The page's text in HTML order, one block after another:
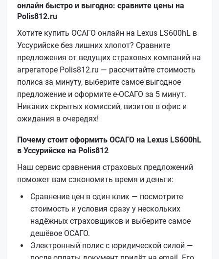
онлайн быстро и выгодно: сравните цены на
Polis812.ru
Хотите купить ОСАГО онлайн на Lexus LS600hL в
Уссурийске без лишних хлопот? Сравните
предложения от ведущих страховых компаний на
агрегаторе Polis812.ru — рассчитайте стоимость
полиса за минуту, выберите самое выгодное
предложение и оформите е‑ОСАГО за 5 минут.
Никаких скрытых комиссий, визитов в офис и
ожидания в очередях!
Почему стоит оформить ОСАГО на Lexus LS600hL
в Уссурийске на Polis812
Наш сервис сравнения страховых предложений
поможет вам сэкономить время и деньги:
Сравнение цен в один клик — посмотрите
стоимость и условия сразу у нескольких
надёжных страховщиков и выберите самое
дешёвое ОСАГО.
Электронный полис с юридической силой —